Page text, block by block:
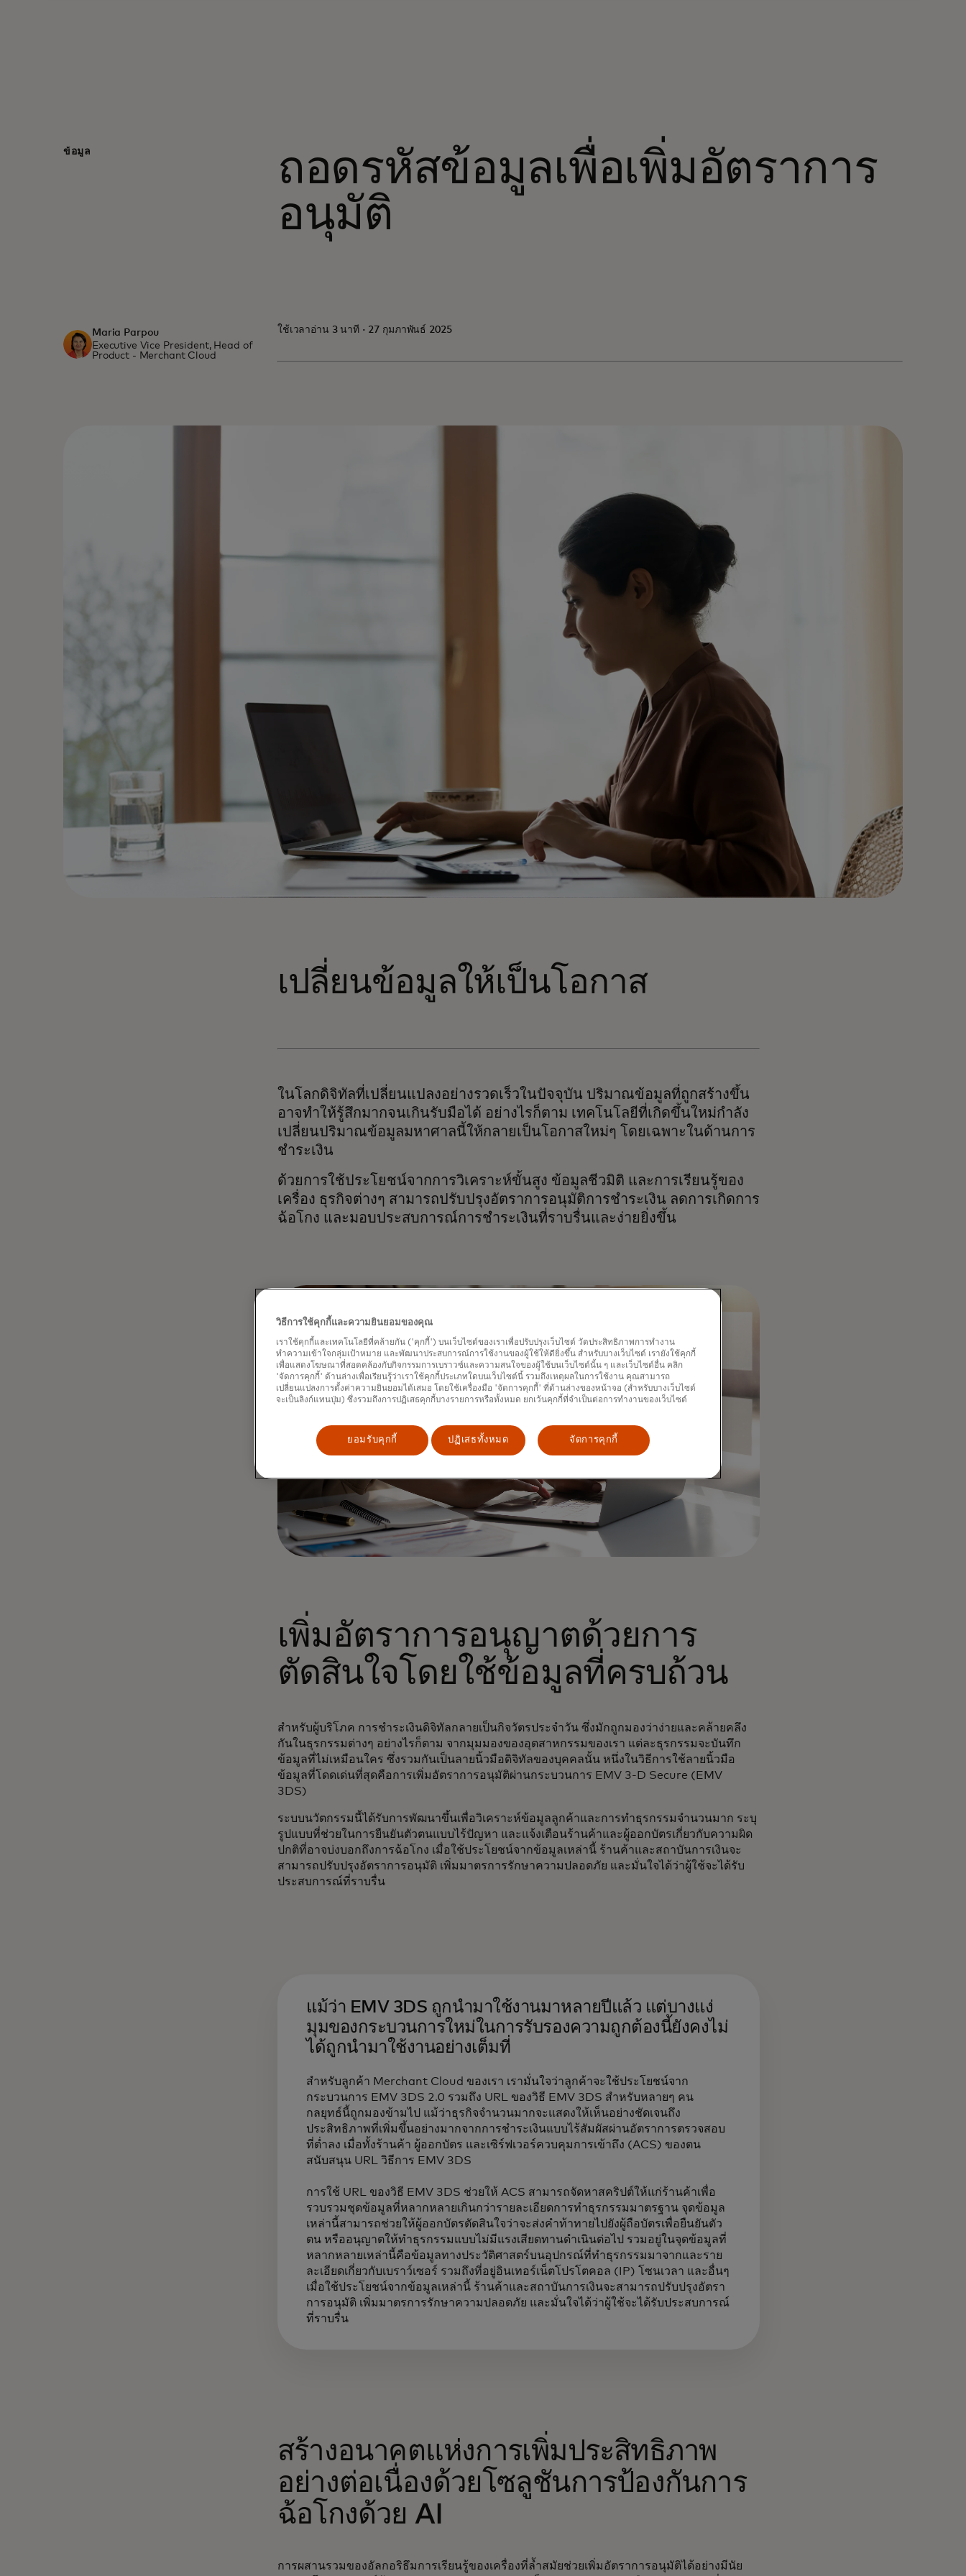
ข้อมูล
Maria Parpou
Executive Vice President, Head of
Product - Merchant Cloud
ถอดรหัสข้อมูลเพื่อเพิ่มอัตราการ
อนุมัติ
ใช้เวลาอ่าน 3 นาที · 27 กุมภาพันธ์ 2025
เปลี่ยนข้อมูลให้เป็นโอกาส
ในโลกดิจิทัลที่เปลี่ยนแปลงอย่างรวดเร็วในปัจจุบัน ปริมาณข้อมูลที่ถูกสร้างขึ้น
อาจทำให้รู้สึกมากจนเกินรับมือได้ อย่างไรก็ตาม เทคโนโลยีที่เกิดขึ้นใหม่กำลัง
เปลี่ยนปริมาณข้อมูลมหาศาลนี้ให้กลายเป็นโอกาสใหม่ๆ โดยเฉพาะในด้านการ
ชำระเงิน
ด้วยการใช้ประโยชน์จากการวิเคราะห์ขั้นสูง ข้อมูลชีวมิติ และการเรียนรู้ของ
เครื่อง ธุรกิจต่างๆ สามารถปรับปรุงอัตราการอนุมัติการชำระเงิน ลดการเกิดการ
ฉ้อโกง และมอบประสบการณ์การชำระเงินที่ราบรื่นและง่ายยิ่งขึ้น
เพิ่มอัตราการอนุญาตด้วยการ
ตัดสินใจโดยใช้ข้อมูลที่ครบถ้วน
สำหรับผู้บริโภค การชำระเงินดิจิทัลกลายเป็นกิจวัตรประจำวัน ซึ่งมักถูกมองว่าง่ายและคล้ายคลึง
กันในธุรกรรมต่างๆ อย่างไรก็ตาม จากมุมมองของอุตสาหกรรมของเรา แต่ละธุรกรรมจะบันทึก
ข้อมูลที่ไม่เหมือนใคร ซึ่งรวมกันเป็นลายนิ้วมือดิจิทัลของบุคคลนั้น หนึ่งในวิธีการใช้ลายนิ้วมือ
ข้อมูลที่โดดเด่นที่สุดคือการเพิ่มอัตราการอนุมัติผ่านกระบวนการ EMV 3-D Secure (EMV
3DS)
ระบบนวัตกรรมนี้ได้รับการพัฒนาขึ้นเพื่อวิเคราะห์ข้อมูลลูกค้าและการทำธุรกรรมจำนวนมาก ระบุ
รูปแบบที่ช่วยในการยืนยันตัวตนแบบไร้ปัญหา และแจ้งเตือนร้านค้าและผู้ออกบัตรเกี่ยวกับความผิด
ปกติที่อาจบ่งบอกถึงการฉ้อโกง เมื่อใช้ประโยชน์จากข้อมูลเหล่านี้ ร้านค้าและสถาบันการเงินจะ
สามารถปรับปรุงอัตราการอนุมัติ เพิ่มมาตรการรักษาความปลอดภัย และมั่นใจได้ว่าผู้ใช้จะได้รับ
ประสบการณ์ที่ราบรื่น
แม้ว่า EMV 3DS ถูกนำมาใช้งานมาหลายปีแล้ว แต่บางแง่
มุมของกระบวนการใหม่ในการรับรองความถูกต้องนี้ยังคงไม่
ได้ถูกนำมาใช้งานอย่างเต็มที่
สำหรับลูกค้า Merchant Cloud ของเรา เรามั่นใจว่าลูกค้าจะใช้ประโยชน์จาก
กระบวนการ EMV 3DS 2.0 รวมถึง URL ของวิธี EMV 3DS สำหรับหลายๆ คน
กลยุทธ์นี้ถูกมองข้ามไป แม้ว่าธุรกิจจำนวนมากจะแสดงให้เห็นอย่างชัดเจนถึง
ประสิทธิภาพที่เพิ่มขึ้นอย่างมากจากการชำระเงินแบบไร้สัมผัสผ่านอัตราการตรวจสอบ
ที่ต่ำลง เมื่อทั้งร้านค้า ผู้ออกบัตร และเซิร์ฟเวอร์ควบคุมการเข้าถึง (ACS) ของตน
สนับสนุน URL วิธีการ EMV 3DS
การใช้ URL ของวิธี EMV 3DS ช่วยให้ ACS สามารถจัดหาสคริปต์ให้แก่ร้านค้าเพื่อ
รวบรวมชุดข้อมูลที่หลากหลายเกินกว่ารายละเอียดการทำธุรกรรมมาตรฐาน จุดข้อมูล
เหล่านี้สามารถช่วยให้ผู้ออกบัตรตัดสินใจว่าจะส่งคำท้าทายไปยังผู้ถือบัตรเพื่อยืนยันตัว
ตน หรืออนุญาตให้ทำธุรกรรมแบบไม่มีแรงเสียดทานดำเนินต่อไป รวมอยู่ในจุดข้อมูลที่
หลากหลายเหล่านี้คือข้อมูลทางประวัติศาสตร์บนอุปกรณ์ที่ทำธุรกรรมมาจากและราย
ละเอียดเกี่ยวกับเบราว์เซอร์ รวมถึงที่อยู่อินเทอร์เน็ตโปรโตคอล (IP) โซนเวลา และอื่นๆ
เมื่อใช้ประโยชน์จากข้อมูลเหล่านี้ ร้านค้าและสถาบันการเงินจะสามารถปรับปรุงอัตรา
การอนุมัติ เพิ่มมาตรการรักษาความปลอดภัย และมั่นใจได้ว่าผู้ใช้จะได้รับประสบการณ์
ที่ราบรื่น
สร้างอนาคตแห่งการเพิ่มประสิทธิภาพ
อย่างต่อเนื่องด้วยโซลูชันการป้องกันการ
ฉ้อโกงด้วย AI
การผสานรวมของอัลกอริธึมการเรียนรู้ของเครื่องที่ล้ำสมัยช่วยเพิ่มอัตราการอนุมัติได้อย่างมีนัย
วิธีการใช้คุกกี้และความยินยอมของคุณ
เราใช้คุกกี้และเทคโนโลยีที่คล้ายกัน ('คุกกี้') บนเว็บไซต์ของเราเพื่อปรับปรุงเว็บไซต์ วัดประสิทธิภาพการทำงาน
ทำความเข้าใจกลุ่มเป้าหมาย และพัฒนาประสบการณ์การใช้งานของผู้ใช้ให้ดียิ่งขึ้น สำหรับบางเว็บไซต์ เรายังใช้คุกกี้
เพื่อแสดงโฆษณาที่สอดคล้องกับกิจกรรมการเบราวซ์และความสนใจของผู้ใช้บนเว็บไซต์นั้น ๆ และเว็บไซต์อื่น คลิก
'จัดการคุกกี้' ด้านล่างเพื่อเรียนรู้ว่าเราใช้คุกกี้ประเภทใดบนเว็บไซต์นี้ รวมถึงเหตุผลในการใช้งาน คุณสามารถ
เปลี่ยนแปลงการตั้งค่าความยินยอมได้เสมอ โดยใช้เครื่องมือ 'จัดการคุกกี้' ที่ด้านล่างของหน้าจอ (สำหรับบางเว็บไซต์
จะเป็นลิงก์แทนปุ่ม) ซึ่งรวมถึงการปฏิเสธคุกกี้บางรายการหรือทั้งหมด ยกเว้นคุกกี้ที่จำเป็นต่อการทำงานของเว็บไซต์
ยอมรับคุกกี้ ปฏิเสธทั้งหมด จัดการคุกกี้